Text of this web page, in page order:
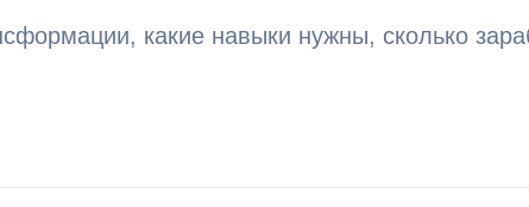
какие навыки нужны, сколько